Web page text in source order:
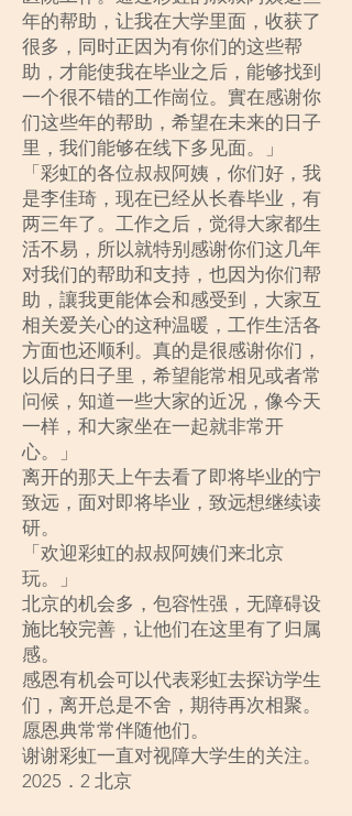
年的帮助，让我在大学里面，收获了
很多，同时正因为有你们的这些帮
助，才能使我在毕业之后，能够找到
一个很不错的工作崗位。實在感谢你
们这些年的帮助，希望在未来的日子
里，我们能够在线下多见面。」
「彩虹的各位叔叔阿姨，你们好，我
是李佳琦，现在已经从长春毕业，有
两三年了。工作之后，觉得大家都生
活不易，所以就特别感谢你们这几年
对我们的帮助和支持，也因为你们帮
助，讓我更能体会和感受到，大家互
相关爱关心的这种温暖，工作生活各
方面也还顺利。真的是很感谢你们，
以后的日子里，希望能常相见或者常
问候，知道一些大家的近况，像今天
一样，和大家坐在一起就非常开
心。」
离开的那天上午去看了即将毕业的宁
致远，面对即将毕业，致远想继续读
研。
「欢迎彩虹的叔叔阿姨们来北京
玩。」
北京的机会多，包容性强，无障碍设
施比较完善，让他们在这里有了归属
感。
感恩有机会可以代表彩虹去探访学生
们，离开总是不舍，期待再次相聚。
愿恩典常常伴随他们。
谢谢彩虹一直对视障大学生的关注。
2025．2 北京